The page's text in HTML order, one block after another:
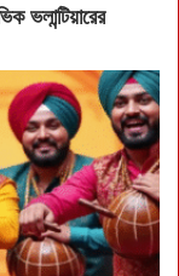
ভলান্টিয়ারের